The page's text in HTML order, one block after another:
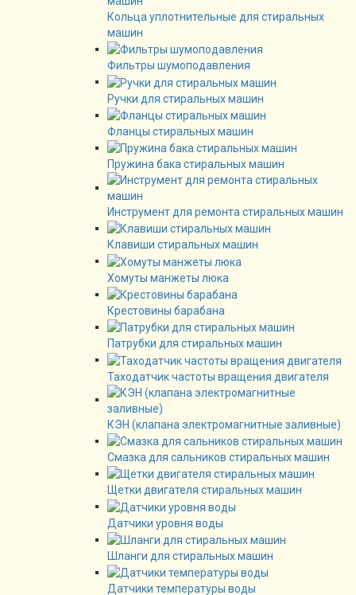
Кольца уплотнительные для стиральных
машин
Фильтры шумоподавления
Ручки для стиральных машин
Фланцы стиральных машин
Пружина бака стиральных машин
Инструмент для ремонта стиральных машин
Клавиши стиральных машин
Хомуты манжеты люка
Крестовины барабана
Патрубки для стиральных машин
Таходатчик частоты вращения двигателя
КЭН (клапана электромагнитные заливные)
Смазка для сальников стиральных машин
Щетки двигателя стиральных машин
Датчики уровня воды
Шланги для стиральных машин
Датчики температуры воды